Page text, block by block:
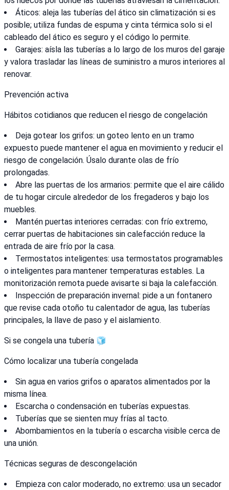
Áticos: aleja las tuberías del ático sin climatización si es
posible; utiliza fundas de espuma y cinta térmica solo si el
cableado del ático es seguro y el código lo permite.
Garajes: aísla las tuberías a lo largo de los muros del garaje
y valora trasladar las líneas de suministro a muros interiores al
renovar.
Prevención activa
Hábitos cotidianos que reducen el riesgo de congelación
Deja gotear los grifos: un goteo lento en un tramo
expuesto puede mantener el agua en movimiento y reducir el
riesgo de congelación. Úsalo durante olas de frío
prolongadas.
Abre las puertas de los armarios: permite que el aire cálido
de tu hogar circule alrededor de los fregaderos y bajo los
muebles.
Mantén puertas interiores cerradas: con frío extremo,
cerrar puertas de habitaciones sin calefacción reduce la
entrada de aire frío por la casa.
Termostatos inteligentes: usa termostatos programables
o inteligentes para mantener temperaturas estables. La
monitorización remota puede avisarte si baja la calefacción.
Inspección de preparación invernal: pide a un fontanero
que revise cada otoño tu calentador de agua, las tuberías
principales, la llave de paso y el aislamiento.
Si se congela una tubería 🧊
Cómo localizar una tubería congelada
Sin agua en varios grifos o aparatos alimentados por la
misma línea.
Escarcha o condensación en tuberías expuestas.
Tuberías que se sienten muy frías al tacto.
Abombamientos en la tubería o escarcha visible cerca de
una unión.
Técnicas seguras de descongelación
Empieza con calor moderado, no extremo: usa un secador